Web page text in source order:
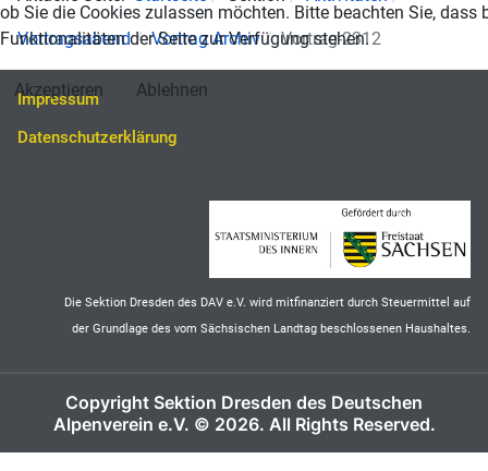
Vortragsabend Vortrag Archiv Vortrag-2312
Impressum
Datenschutzerklärung
Die Sektion Dresden des DAV e.V. wird mitfinanziert durch Steuermittel auf
der Grundlage des vom Sächsischen Landtag beschlossenen Haushaltes.
Copyright Sektion Dresden des Deutschen
Alpenverein e.V. © 2026. All Rights Reserved.
ob Sie die Cookies zulassen möchten. Bitte beachten Sie,
Funktionalitäten der Seite zur Verfügung stehen.
Akzeptieren Ablehnen